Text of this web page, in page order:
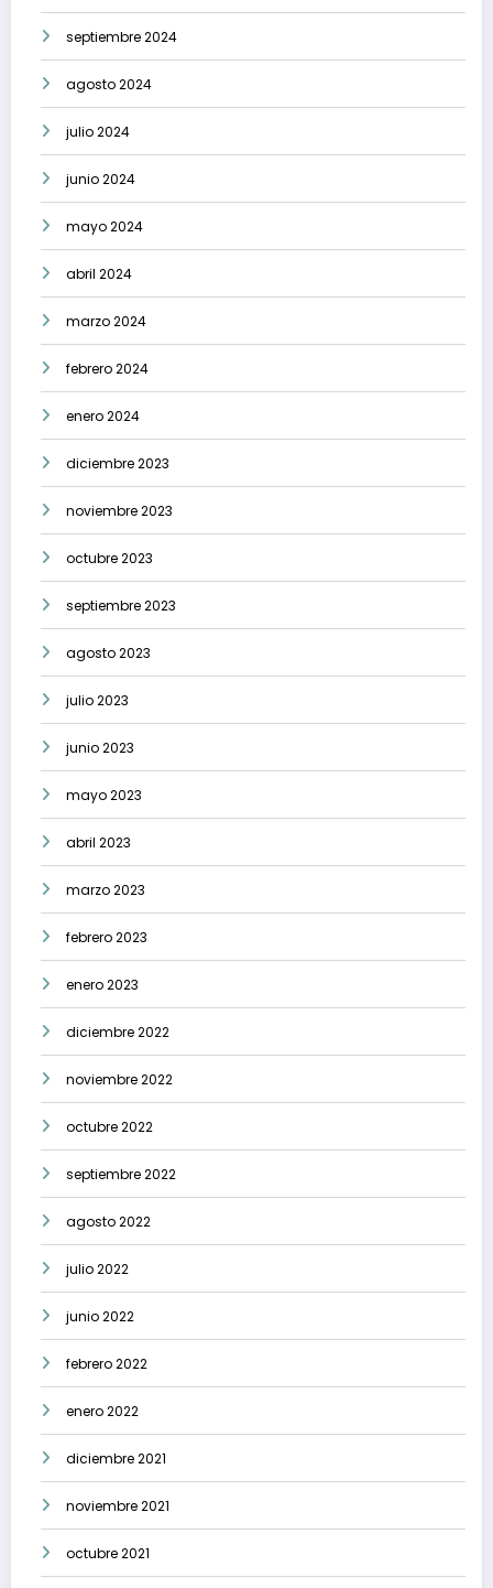
septiembre 2024
agosto 2024
julio 2024
junio 2024
mayo 2024
abril 2024
marzo 2024
febrero 2024
enero 2024
diciembre 2023
noviembre 2023
octubre 2023
septiembre 2023
agosto 2023
julio 2023
junio 2023
mayo 2023
abril 2023
marzo 2023
febrero 2023
enero 2023
diciembre 2022
noviembre 2022
octubre 2022
septiembre 2022
agosto 2022
julio 2022
junio 2022
febrero 2022
enero 2022
diciembre 2021
noviembre 2021
octubre 2021